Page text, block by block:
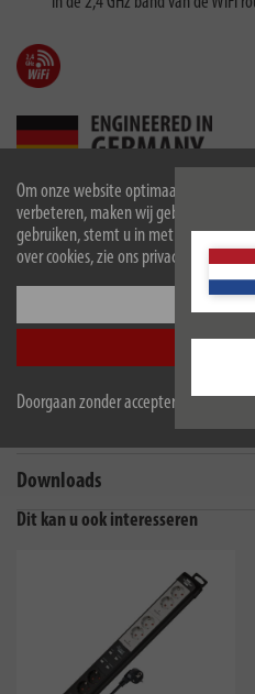
Om onze website optimaal voor u in
verbeteren, maken wij gebruik van
gebruiken, stemt u in met het gebruik
over cookies, zie ons privacybeleid.
Doorgaan zonder accepteren
Technische gegevens
Omvang van de levering
Downloads
Dit kan u ook interesseren